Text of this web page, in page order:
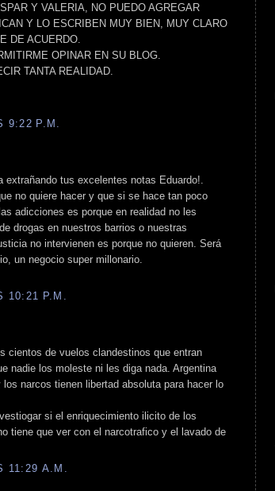
Y VALERIA, NO PUEDO AGREGAR
Y LO ESCRIBEN MUY BIEN, MUY CLARO
DE ACUERDO.
OPINAR EN SU BLOG.
TANTA REALIDAD.
9:22 P.M.
extrañando tus excelentes notas Eduardo!.
no quiere hacer y que si se hace tan poco
adicciones es porque en realidad no les
drogas en nuestros barrios o nuestras
no intervienen es porque no quieren. Será
un negocio super millonario.
10:21 P.M.
cientos de vuelos clandestinos que entran
nadie los moleste ni les diga nada. Argentina
narcos tienen libertad absoluta para hacer lo
si el enriquecimiento ilicito de los
tiene que ver con el narcotrafico y el lavado de
11:29 A.M.